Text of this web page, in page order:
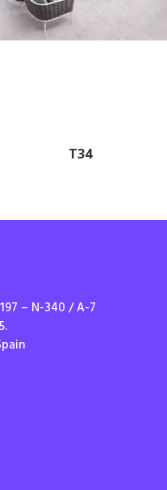
T34
– N-340 / A-7